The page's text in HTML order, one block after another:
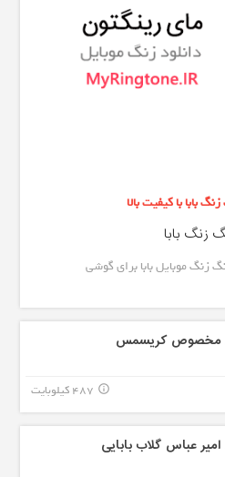
بابا با کیفیت بالا
زنگ بابا
زنگ موبایل بابا برای گوشی
مخصوص کریسمس
487 کیلوبایت info_outline
عباس گلاب بابایی